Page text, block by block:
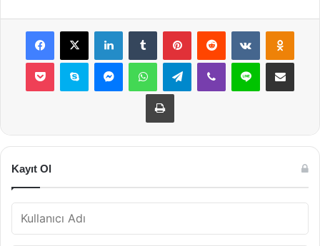
Facebook
X LinkedInTumblr PinterestReddit VKontakte
Pocket Skype MessengerWhatsAppTelegramViber Line E-Posta ile
Yazdır
Kayıt Ol